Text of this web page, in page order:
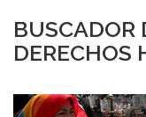
BUSCADOR
DERECHOS